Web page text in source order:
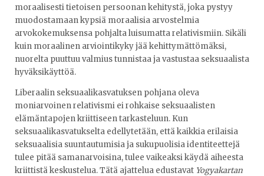
moraalisesti tietoisen persoonan kehitystä, joka pystyy
muodostamaan kypsiä moraalisia arvostelmia
arvokokemuksensa pohjalta luisumatta relativismiin. Sikäli
kuin moraalinen arviointikyky jää kehittymättömäksi,
nuorelta puuttuu valmius tunnistaa ja vastustaa seksuaalista
hyväksikäyttöä.
Liberaalin seksuaalikasvatuksen pohjana oleva
moniarvoinen relativismi ei rohkaise seksuaalisten
elämäntapojen kriittiseen tarkasteluun. Kun
seksuaalikasvatukselta edellytetään, että kaikkia erilaisia
seksuaalisia suuntautumisia ja sukupuolisia identiteettejä
tulee pitää samanarvoisina, tulee vaikeaksi käydä aiheesta
kriittistä keskustelua. Tätä ajattelua edustavat Yogyakartan